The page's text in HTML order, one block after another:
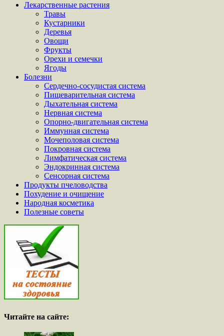
Лекарственные растения
Травы
Кустарники
Деревья
Овощи
Фрукты
Орехи и семечки
Ягоды
Болезни
Сердечно-сосудистая система
Пищеварительная система
Дыхательная система
Нервная система
Опорно-двигательная система
Иммунная система
Мочеполовая система
Покровная система
Лимфатическая система
Эндокринная система
Сенсорная система
Продукты пчеловодства
Похудение и очищение
Народная косметика
Полезные советы
Читайте на сайте: